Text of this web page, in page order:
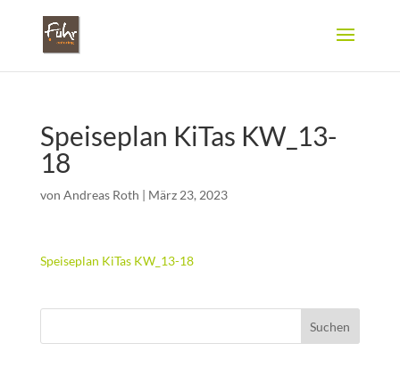
Speiseplan KiTas KW_13-
18
von Andreas Roth | März 23, 2023
Speiseplan KiTas KW_13-18